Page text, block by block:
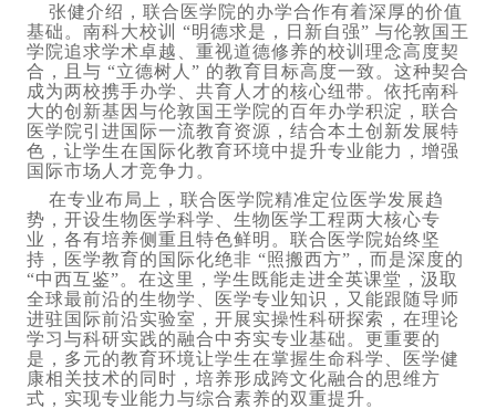
张健介绍，联合医学院的办学合作有着深厚的价值
基础。南科大校训 “明德求是，日新自强” 与伦敦国王
学院追求学术卓越、重视道德修养的校训理念高度契
合，且与 “立德树人” 的教育目标高度一致。这种契合
成为两校携手办学、共育人才的核心纽带。依托南科
大的创新基因与伦敦国王学院的百年办学积淀，联合
医学院引进国际一流教育资源，结合本土创新发展特
色，让学生在国际化教育环境中提升专业能力，增强
国际市场人才竞争力。
在专业布局上，联合医学院精准定位医学发展趋
势，开设生物医学科学、生物医学工程两大核心专
业，各有培养侧重且特色鲜明。联合医学院始终坚
持，医学教育的国际化绝非 “照搬西方”，而是深度的
“中西互鉴”。在这里，学生既能走进全英课堂，汲取
全球最前沿的生物学、医学专业知识，又能跟随导师
进驻国际前沿实验室，开展实操性科研探索，在理论
学习与科研实践的融合中夯实专业基础。更重要的
是，多元的教育环境让学生在掌握生命科学、医学健
康相关技术的同时，培养形成跨文化融合的思维方
式，实现专业能力与综合素养的双重提升。